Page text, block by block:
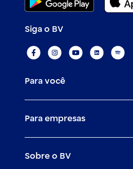
Siga o BV
Para você
Para empresas
Sobre o BV